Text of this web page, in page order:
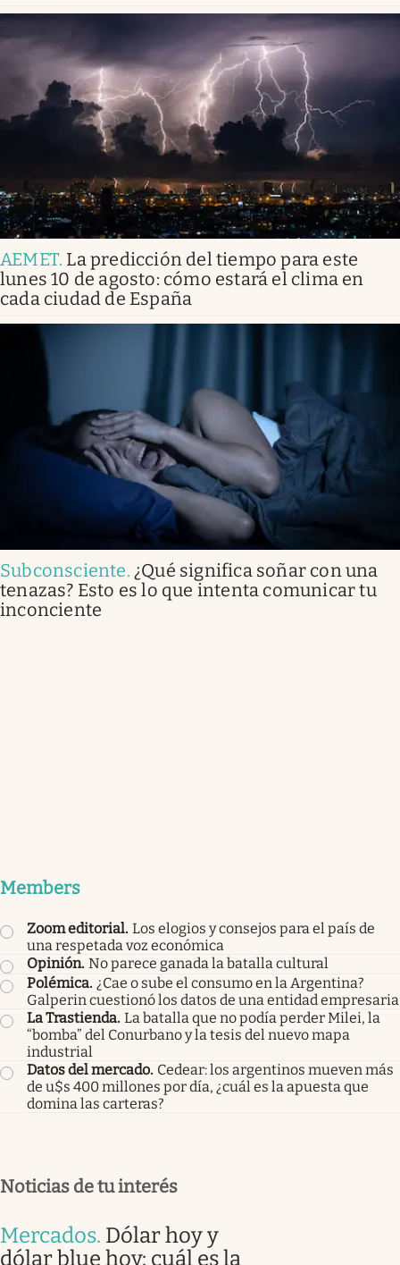
AEMET. La predicción del tiempo para este
lunes 10 de agosto: cómo estará el clima en
cada ciudad de España
Subconsciente. ¿Qué significa soñar con una
tenazas? Esto es lo que intenta comunicar tu
inconciente
Members
Zoom editorial. Los elogios y consejos para el país de
una respetada voz económica
Opinión. No parece ganada la batalla cultural
Polémica. ¿Cae o sube el consumo en la Argentina?
Galperin cuestionó los datos de una entidad empresaria
La Trastienda. La batalla que no podía perder Milei, la
“bomba” del Conurbano y la tesis del nuevo mapa
industrial
Datos del mercado. Cedear: los argentinos mueven más
de u$s 400 millones por día, ¿cuál es la apuesta que
domina las carteras?
Noticias de tu interés
Mercados. Dólar hoy y
dólar blue hoy: cuál es la